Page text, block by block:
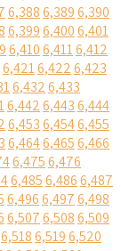
6,3886,3896,390
6,3996,4006,401
6,4106,4116,412
6,4216,4226,423
6,4326,433
6,4426,4436,444
6,4536,4546,455
6,4646,4656,466
6,4756,476
6,4856,4866,487
6,4966,4976,498
6,5076,5086,509
6,5186,5196,520